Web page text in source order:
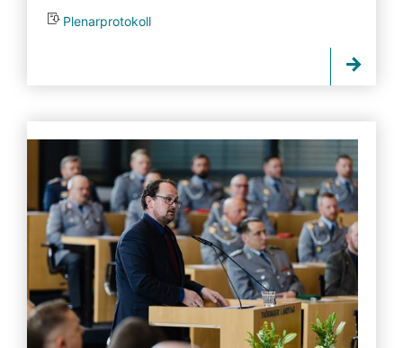
Plenarprotokoll